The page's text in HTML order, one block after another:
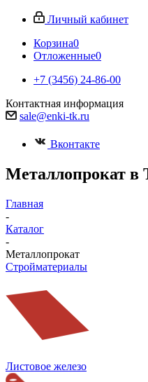
Личный кабинет
Корзина0
Отложенные0
+7 (3456) 24-86-00
Контактная информация
sale@enki-tk.ru
Вконтакте
Металлопрокат в
Главная
-
Каталог
-
Металлопрокат
Стройматериалы
Листовое железо